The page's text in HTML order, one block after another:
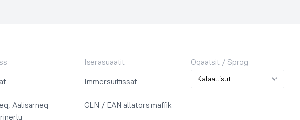
Aalisarneq
Iserasuaatit
Immersuiffissat
GLN / EAN allatorsimaffik
Oqaatsit / Sprog
Oqaatsit / Sprog